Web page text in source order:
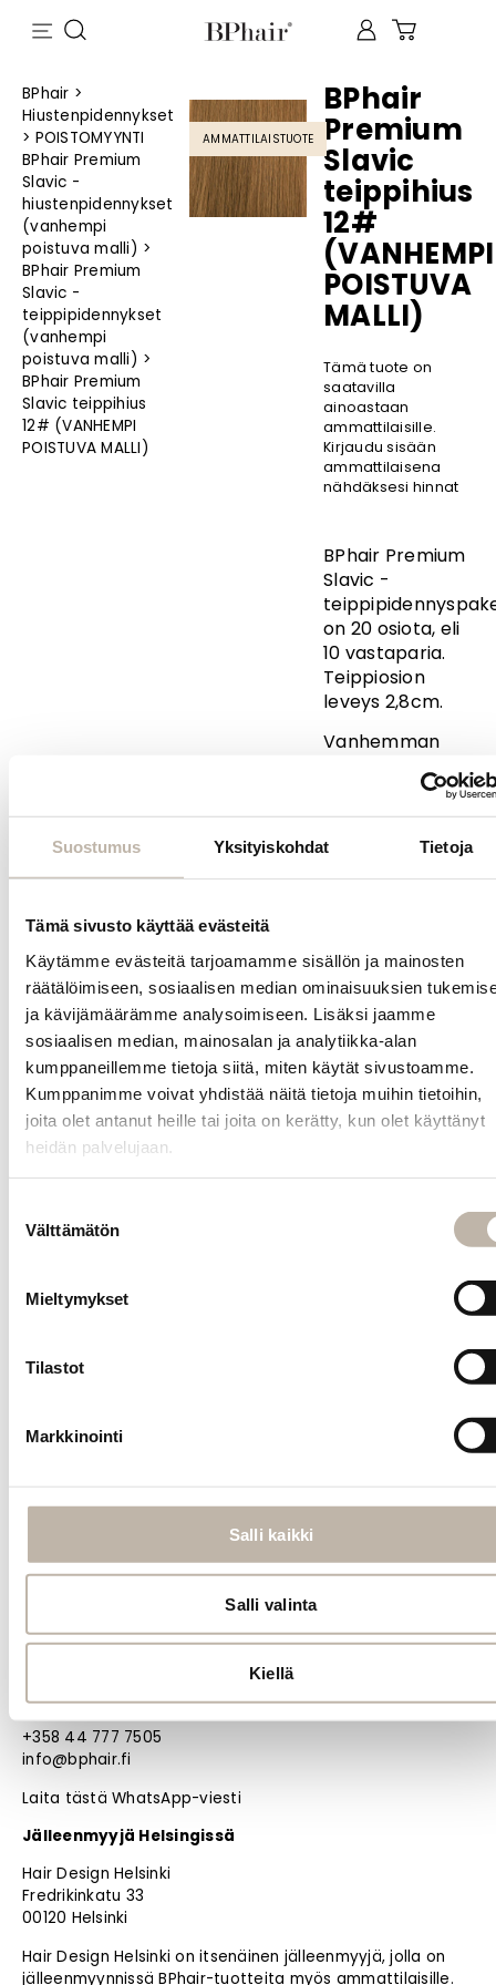
Suostumus Yksityiskohdat Tietoja
Tämä sivusto käyttää evästeitä
Käytämme evästeitä tarjoamamme sisällön ja mainosten
räätälöimiseen, sosiaalisen median ominaisuuksien
ja kävijämäärämme analysoimiseen. Lisäksi jaamme
sosiaalisen median, mainosalan ja analytiikka-alan
kumppaneillemme tietoja siitä, miten käytät sivustoamme.
Kumppanimme voivat yhdistää näitä tietoja muihin tietoihin,
joita olet antanut heille tai joita on kerätty, kun olet käyttänyt
heidän palvelujaan.
valinta
Välttämätön
Mieltymykset
Tilastot
Markkinointi
Salli kaikki
Salli valinta
Kiellä
BPhair >
Hiustenpidennykset
> POISTOMYYNTI
BPhair Premium
Slavic -
hiustenpidennykset
(vanhempi
poistuva malli) >
BPhair Premium
Slavic -
teippipidennykset
(vanhempi
poistuva malli) >
BPhair Premium
Slavic teippihius
12# (VANHEMPI
POISTUVA MALLI)
AMMATTILAISTUOTE
BPhair
Premium
Slavic
teippihius
12#
(VANHEMPI
POISTUVA
MALLI)
Tämä tuote on
saatavilla
ainoastaan
ammattilaisille.
Kirjaudu sisään
ammattilaisena
nähdäksesi hinnat
BPhair Premium
Slavic -
on 20 osiota, eli
10 vastaparia.
Teippiosion
leveys 2,8cm.
Vanhemman
BPhair Premium
Slavicin sävy 12#
on lämmin
vaaleanruskea
ja vastaa noin 8
tummuutta.
tuotteesta
INFO
Yhteystiedot
Toimitus- ja maksutavat
Palautusehdot
Tilauksen peruutus
Evästeiden hallinta
MENU
Etusivu
Oma tili
Noutotukku Oulussa (ei myymälää)
90240 Oulu
+358 44 777 7505
info@bphair.fi
Laita tästä WhatsApp-viesti
Jälleenmyyjä Helsingissä
Hair Design Helsinki
Fredrikinkatu 33
00120 Helsinki
Hair Design Helsinki on itsenäinen jälleenmyyjä, jolla on
jälleenmyynnissä BPhair-tuotteita myös ammattilaisille.